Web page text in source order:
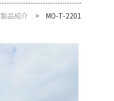
製品紹介 MO-T-2201